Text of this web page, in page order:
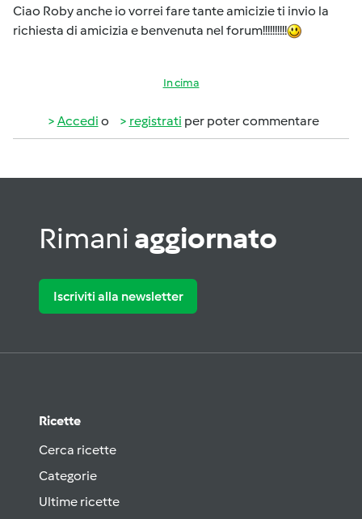
Ciao Roby anche io vorrei fare tante amicizie ti invio la
richiesta di amicizia e benvenuta nel forum!!!!!!!!!!
In cima
Accedi o registrati per poter commentare
Rimani aggiornato
Iscriviti alla newsletter
Ricette
Cerca ricette
Categorie
Ultime ricette